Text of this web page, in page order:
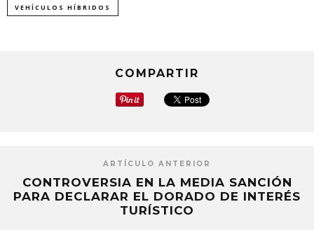
VEHÍCULOS HÍBRIDOS
COMPARTIR
ARTÍCULO ANTERIOR
CONTROVERSIA EN LA MEDIA SANCIÓN
PARA DECLARAR EL DORADO DE INTERÉS
TURÍSTICO